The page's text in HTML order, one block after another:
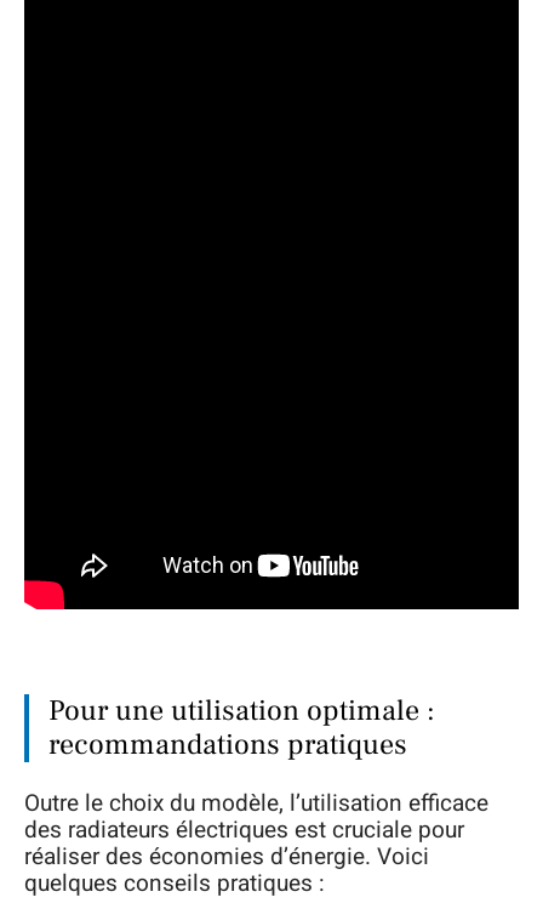
Pour une utilisation optimale :
recommandations pratiques
Outre le choix du modèle, l’utilisation efficace
des radiateurs électriques est cruciale pour
réaliser des économies d’énergie. Voici
quelques conseils pratiques :